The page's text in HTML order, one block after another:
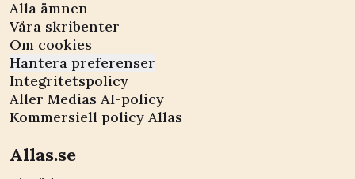
Alla ämnen
Våra skribenter
Om cookies
Hantera preferenser
Integritetspolicy
Aller Medias AI-policy
Kommersiell policy Allas
Allas.se